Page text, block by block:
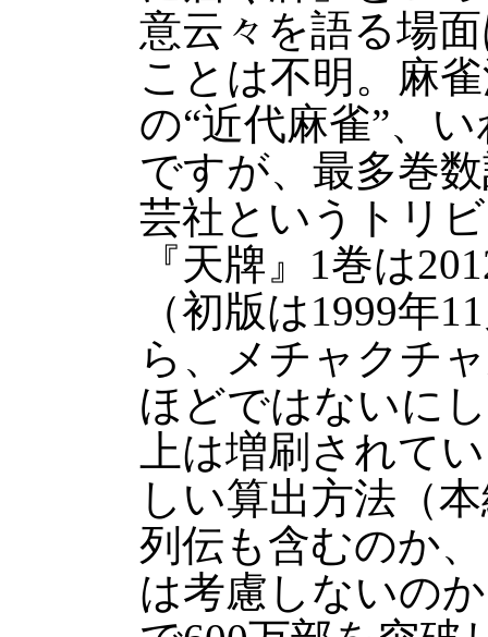
意云々を語る場
ことは不明。麻
の“近代麻雀”、
ですが、最多巻
芸社というトリ
『天牌』1巻は
（初版は1999年
ら、メチャクチ
ほどではないに
上は増刷されて
しい算出方法（
列伝も含むのか
は考慮しないの